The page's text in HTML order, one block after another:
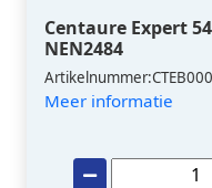
Centaure Expert
NEN2484
Meer informatie